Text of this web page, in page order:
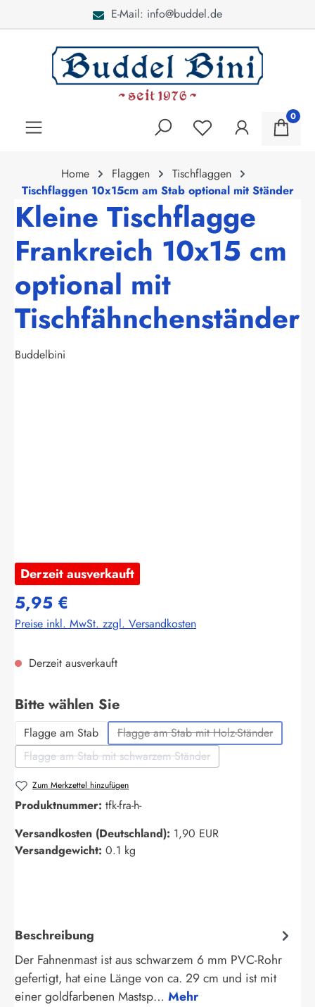
E-Mail: info@buddel.de
0
Home Flaggen
Tischflaggen
Tischflaggen 10x15cm am Stab optional mit Ständer
Kleine Tischflagge
Frankreich 10x15 cm
optional mit
Tischfähnchenständer
Buddelbini
Derzeit ausverkauft
5,95 €
Preise inkl. MwSt. zzgl. Versandkosten
Derzeit ausverkauft
Bitte wählen Sieauswählen
Flagge am Stab Flagge am Stab mit Holz-Ständer
(Diese Option ist zurzeit
Flagge am Stab mit schwarzem Ständer
(Diese Option ist zurzeit nicht verfügbar.)
Zum Merkzettel hinzufügen
Produktnummer: tfk-fra-h-
Versandkosten (Deutschland): 1,90 EUR
Versandgewicht: 0.1 kg
Beschreibung
Der Fahnenmast ist aus schwarzem 6 mm PVC-Rohr
gefertigt, hat eine Länge von ca. 29 cm und ist mit
einer goldfarbenen Mastsp… Mehr